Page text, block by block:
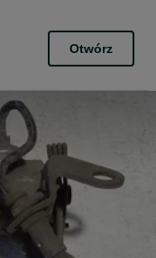
Otwórz